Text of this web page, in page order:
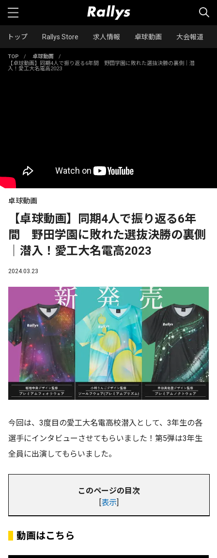
トップ Rallys Store 求人情報 卓球動画 大会報道
TOP / 卓球動画
/
【卓球動画】同期4人で振り返る6年間 野田学園に敗れた選抜決勝の裏側｜潜
入！愛工大名電高2023
卓球動画
【卓球動画】同期4人で振り返る6年
間 野田学園に敗れた選抜決勝の裏側
｜潜入！愛工大名電高2023
2024.03.23
今回は、3度目の愛工大名電高校潜入として、3年生の各
選手にインタビューさせてもらいました！第5弾は3年生
全員に出演してもらいました。
このページの目次
[表示]
動画はこちら